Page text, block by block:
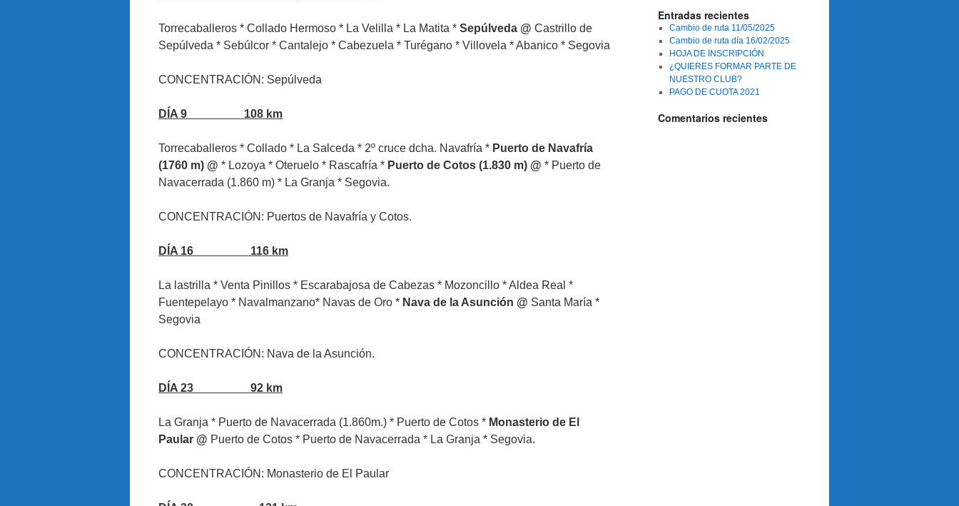
Torrecaballeros * Collado Hermoso * La Velilla * La Matita * Sepúlveda @ Castrillo de
Sepúlveda * Sebúlcor * Cantalejo * Cabezuela * Turégano * Villovela * Abanico * Segovia
CONCENTRACIÓN: Sepúlveda
DÍA 9 108 km
Torrecaballeros * Collado * La Salceda * 2º cruce dcha. Navafría * Puerto de Navafría
(1760 m) @ * Lozoya * Oteruelo * Rascafría * Puerto de Cotos (1.830 m) @ * Puerto de
Navacerrada (1.860 m) * La Granja * Segovia.
CONCENTRACIÓN: Puertos de Navafría y Cotos.
DÍA 16 116 km
La lastrilla * Venta Pinillos * Escarabajosa de Cabezas * Mozoncillo * Aldea Real *
Fuentepelayo * Navalmanzano* Navas de Oro * Nava de la Asunción @ Santa María *
Segovia
CONCENTRACIÓN: Nava de la Asunción.
DÍA 23 92 km
La Granja * Puerto de Navacerrada (1.860m.) * Puerto de Cotos * Monasterio de El
Paular @ Puerto de Cotos * Puerto de Navacerrada * La Granja * Segovia.
CONCENTRACIÓN: Monasterio de El Paular
Entradas recientes
Cambio de ruta 11/05/2025
Cambio de ruta día 16/02/2025
HOJA DE INSCRIPCIÓN
¿QUIERES FORMAR PARTE DE
NUESTRO CLUB?
PAGO DE CUOTA 2021
Comentarios recientes